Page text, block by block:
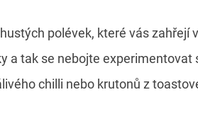
polévek, které vás zahřejí v
a tak se nebojte experimentovat
chilli nebo krutonů z